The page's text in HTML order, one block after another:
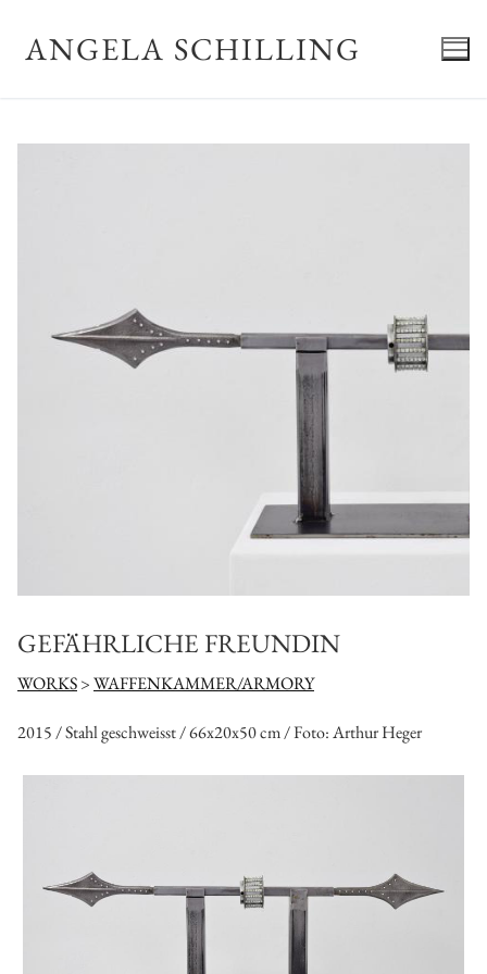
Inhalt
springenANGELA SCHILLING
GEFÄHRLICHE FREUNDIN
WORKS>WAFFENKAMMER/ARMORY
2015 / Stahl geschweisst / 66x20x50 cm / Foto: Arthur Heger